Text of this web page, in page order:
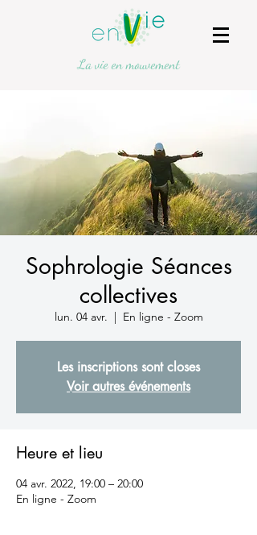
La vie en mouvement
Sophrologie Séances
collectives
lun. 04 avr.
  |
En ligne - Zoom
Les inscriptions sont closes
Voir autres événements
Heure et lieu
04 avr. 2022, 19:00 – 20:00
En ligne - Zoom